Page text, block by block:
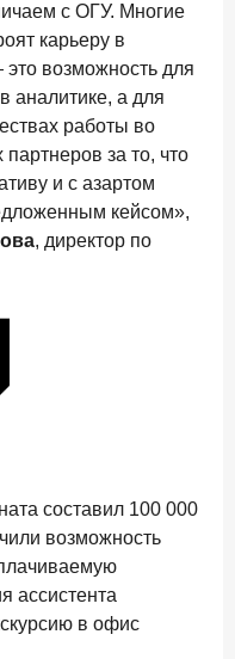
ипотечных банков
ИССЛЕДОВАНИЕ
вкладам еще до
событий
с ОГУ. Многие
карьеру в
возможность для
аналитике, а для
работы во
за то, что
и с азартом
кейсом»,
, директор по
составил 100 000
возможность
ассистента
в офис